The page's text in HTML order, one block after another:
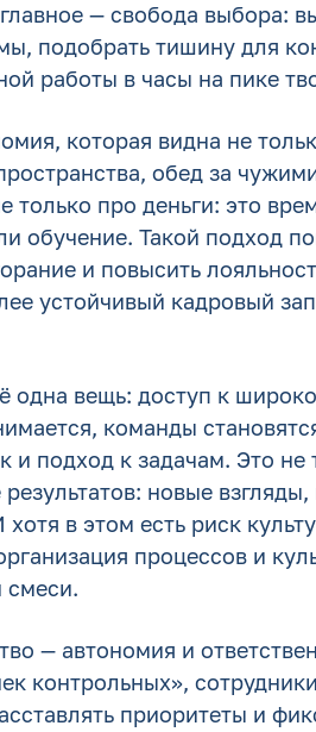
— свобода выбора:
подобрать тишину для
работы в часы на пике
которая видна не
обед за
только про деньги: это
обучение. Такой подход
и повысить
устойчивый кадровый
одна вещь: доступ к
команды
и подход к задачам. Это не
новые
в этом есть риск
процессов и
смеси.
— автономия и
контрольных»,
приоритеты и